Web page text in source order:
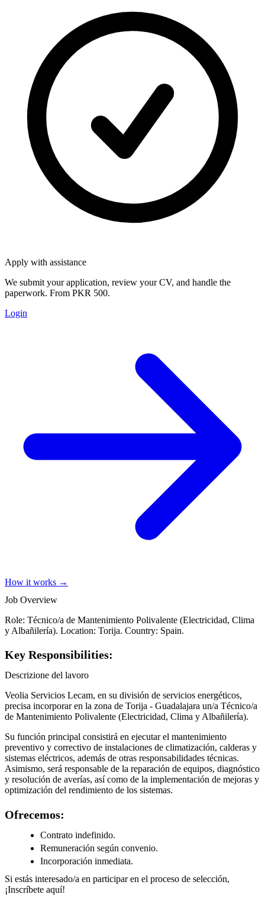
Apply with assistance
We submit your application, review your CV, and handle the
paperwork. From PKR 500.
Login
How it works →
Job Overview
Role: Técnico/a de Mantenimiento Polivalente (Electricidad, Clima
y Albañilería). Location: Torija. Country: Spain.
Key Responsibilities:
Descrizione del lavoro
Veolia Servicios Lecam, en su división de servicios energéticos,
precisa incorporar en la zona de Torija - Guadalajara un/a Técnico/a
de Mantenimiento Polivalente (Electricidad, Clima y Albañilería).
Su función principal consistirá en ejecutar el mantenimiento
preventivo y correctivo de instalaciones de climatización, calderas y
sistemas eléctricos, además de otras responsabilidades técnicas.
Asimismo, será responsable de la reparación de equipos, diagnóstico
y resolución de averías, así como de la implementación de mejoras y
optimización del rendimiento de los sistemas.
Ofrecemos:
Contrato indefinido.
Remuneración según convenio.
Incorporación inmediata.
Si estás interesado/a en participar en el proceso de selección,
¡Inscríbete aquí!